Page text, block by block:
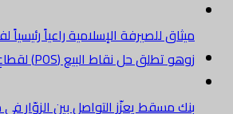
ميثاق للصيرفة الإسلامية راعياً
زوهو تطلق حل نقاط البيع (POS) لقطاع التجزئة في دول الخليج
بنك مسقط يعزّز التواصل بين